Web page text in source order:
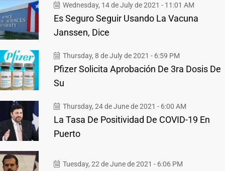
Wednesday, 14 de July de 2021 - 11:01 AM
Es Seguro Seguir Usando La Vacuna
Janssen, Dice
Thursday, 8 de July de 2021 - 6:59 PM
Pfizer Solicita Aprobación De 3ra Dosis De
Su
Thursday, 24 de June de 2021 - 6:00 AM
La Tasa De Positividad De COVID-19 En
Puerto
Tuesday, 22 de June de 2021 - 6:06 PM